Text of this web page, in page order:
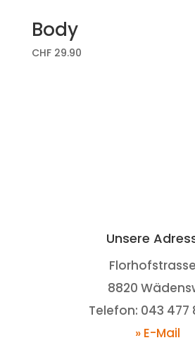
Body
CHF29.90
Unsere
8820
Telefon: 043 477
» E-Mail